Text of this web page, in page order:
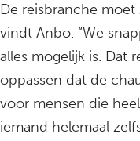
De reisbranche
vindt Anbo. “We
alles mogelijk is. Dat
oppassen dat de
voor mensen die
iemand helemaal